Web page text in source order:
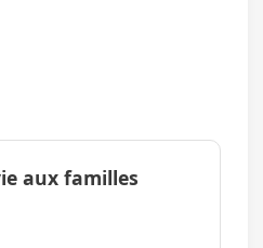
aux familles